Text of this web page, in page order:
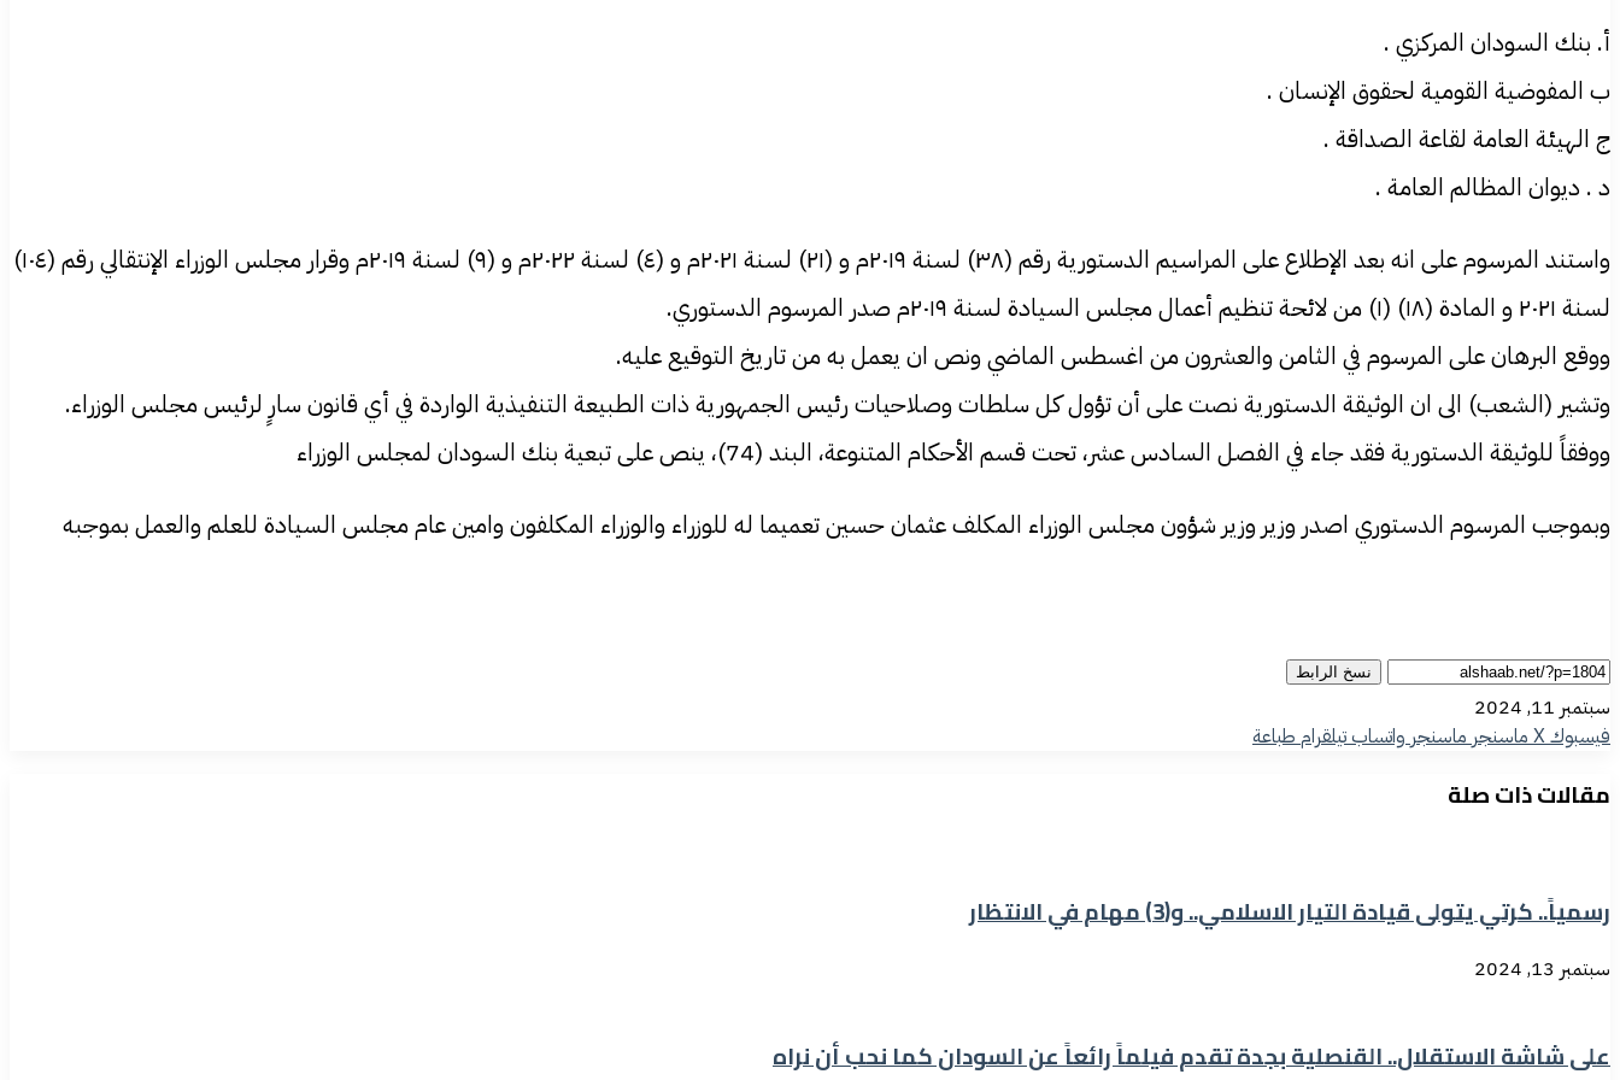
أ. بنك السودان المركزي .
ب المفوضية القومية لحقوق الإنسان .
ج الهيئة العامة لقاعة الصداقة .
د . ديوان المظالم العامة .
واستند المرسوم على انه بعد الإطلاع على المراسيم الدستورية رقم (۳۸) لسنة ٢٠١٩م و (٢١) لسنة ٢٠٢١م و (٤) لسنة ٢٠٢٢م و (۹) لسنة ۲۰۱۹م وقرار مجلس الوزراء الإنتقالي رقم (١٠٤)
لسنة ۲۰۲۱ و المادة (۱۸) (۱) من لائحة تنظيم أعمال مجلس السيادة لسنة ٢٠١٩م صدر المرسوم الدستوري.
ووقع البرهان على المرسوم في الثامن والعشرون من اغسطس الماضي ونص ان يعمل به من تاريخ التوقيع عليه.
وتشير (الشعب) الى ان الوثيقة الدستورية نصت على أن تؤول كل سلطات وصلاحيات رئيس الجمهورية ذات الطبيعة التنفيذية الواردة في أي قانون سارٍ لرئيس مجلس الوزراء.
ووفقاً للوثيقة الدستورية فقد جاء في الفصل السادس عشر، تحت قسم الأحكام المتنوعة، البند (74)، ينص على تبعية بنك السودان لمجلس الوزراء
وبموجب المرسوم الدستوري اصدر وزير وزير شؤون مجلس الوزراء المكلف عثمان حسين تعميما له للوزراء والوزراء المكلفون وامين عام مجلس السيادة للعلم والعمل بموجبه
نسخ الرابط
سبتمبر 11, 2024
فيسبوك‫Xماسنجر ماسنجر واتسابتيلقرامطباعة
مقالات ذات صلة
رسمياً.. كرتي يتولى قيادة التيار الاسلامي.. و(3) مهام في الانتظار
سبتمبر 13, 2024
على شاشة الاستقلال.. القنصلية بجدة تقدم فيلماً رائعاً عن السودان كما نحب أن نراه